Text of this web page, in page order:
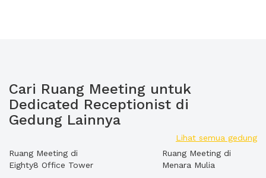
Cari Ruang Meeting untuk
Dedicated Receptionist di
Gedung Lainnya
Lihat semua gedung
Ruang Meeting di
Eighty8 Office Tower
Ruang Meeting di
Menara Mulia